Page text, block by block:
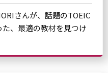
さんが、話題のTOEIC
、最適の教材を見つけ